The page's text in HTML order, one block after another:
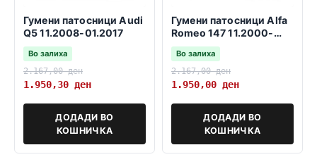
Гумени патосници Audi
Q5 11.2008-01.2017
Во залиха
2.167,00ден
1.950,30 ден
ДОДАДИ ВО
КОШНИЧКА
Гумени патосници Alfa
Romeo 147 11.2000-
03.2010
Во залиха
2.167,00ден
1.950,00 ден
ДОДАДИ ВО
КОШНИЧКА